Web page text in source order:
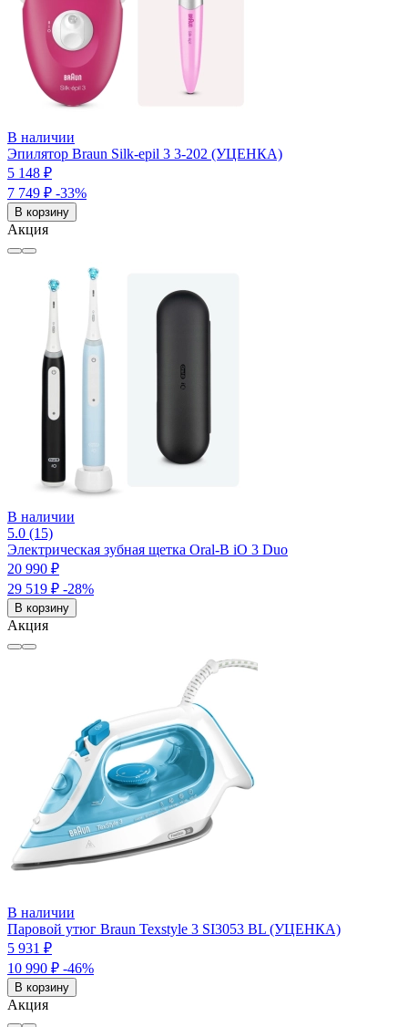
В наличии
Эпилятор Braun Silk-epil 3 3-202 (УЦЕНКА)
5 148 ₽
7 749 ₽ -33%
В корзину
Акция
В наличии
5.0 (15)
Электрическая зубная щетка Oral-B iO 3 Duo
20 990 ₽
29 519 ₽ -28%
В корзину
Акция
В наличии
Паровой утюг Braun Texstyle 3 SI3053 BL (УЦЕНКА)
5 931 ₽
10 990 ₽ -46%
В корзину
Акция